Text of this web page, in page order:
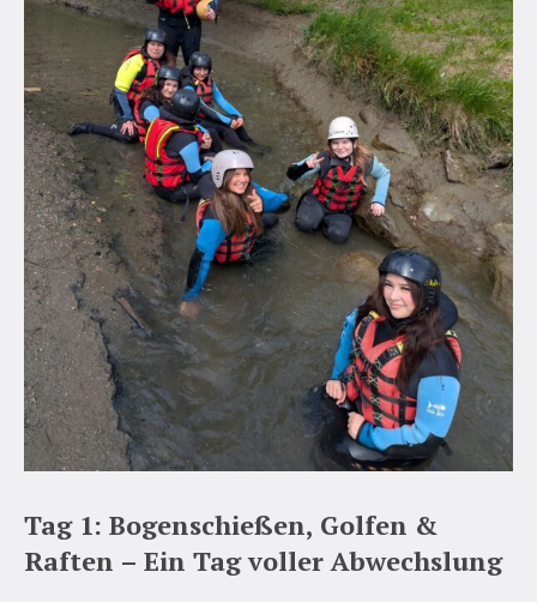
Tag 1: Bogenschießen, Golfen &
Raften – Ein Tag voller Abwechslung